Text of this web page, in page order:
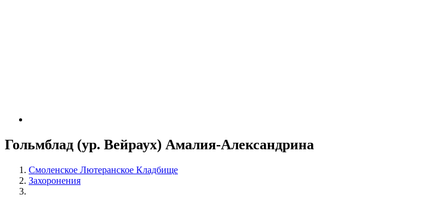
Гольмблад (ур. Вейраух) Амалия-Александрина
Смоленское Лютеранское Кладбище
Захоронения